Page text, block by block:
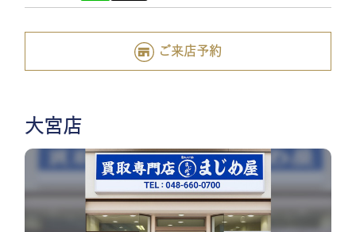
ご来店予約
大宮店